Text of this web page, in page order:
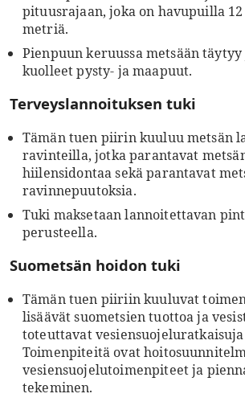
pituusrajaan, joka on havupuilla
metriä.
Pienpuun keruussa metsään
kuolleet pysty- ja maapuut.
Terveyslannoituksen tuki
Tämän tuen piirin kuuluu metsän
ravinteilla, jotka parantavat
hiilensidontaa sekä parantavat
ravinnepuutoksia.
Tuki maksetaan lannoitettavan
perusteella.
Suometsän hoidon tuki
Tämän tuen piiriin kuuluvat
lisäävät suometsien tuottoa ja
toteuttavat
Toimenpiteitä ovat
vesiensuojelutoimenpiteet ja
tekeminen.